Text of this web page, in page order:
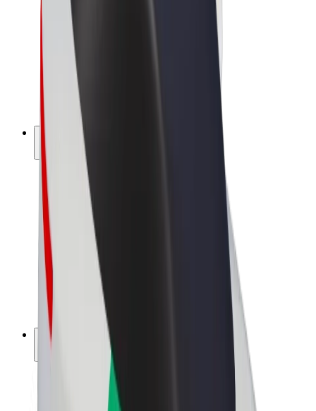
Bolt Food
Bolt Drive
Bolt cégeknek
E-kerékpárok
Bolt Plus
Keress a Bolttal
Sofőrök
Sofőr kereset
Futárok
Futár kereset
Bolt Food kereskedők
Franchise-ok
A Bolt-ról